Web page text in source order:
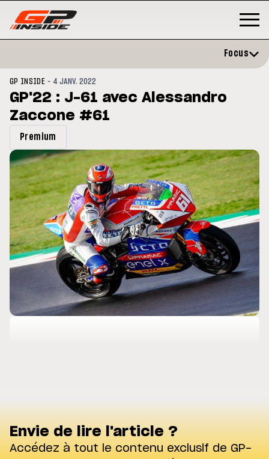
: Horaires et
du GP de Grande-
MOTO GP
Zarco évite l'opération et vise
retour en septembre
Focus
GP INSIDE - 4 JANV. 2022
GP'22 : J-61 avec Alessandro
Zaccone #61
Premium
Envie de lire l'article ?
Accédez à tout le contenu exclusif de GP-